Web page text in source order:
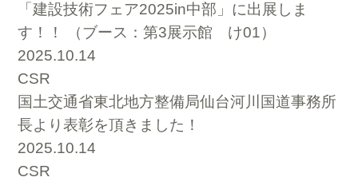
「建設技術フェア2025in中部」に出展しま
す！！ （ブース：第3展示館 け01）
2025.10.14
CSR
国土交通省東北地方整備局仙台河川国道事務所
長より表彰を頂きました！
2025.10.14
CSR